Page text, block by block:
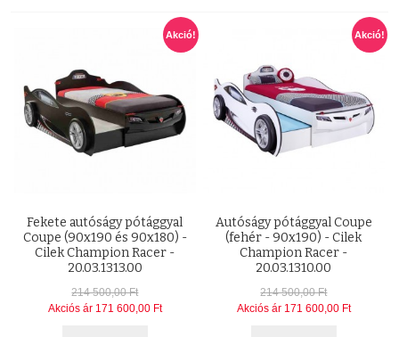
Akció!
Fekete autóságy pótággyal
Coupe (90x190 és 90x180) -
Cilek Champion Racer -
20.03.1313.00
214 500,00 Ft
Akciós ár 171 600,00 Ft
Akció!
Autóságy pótággyal Coupe
(fehér - 90x190) - Cilek
Champion Racer -
20.03.1310.00
214 500,00 Ft
Akciós ár 171 600,00 Ft